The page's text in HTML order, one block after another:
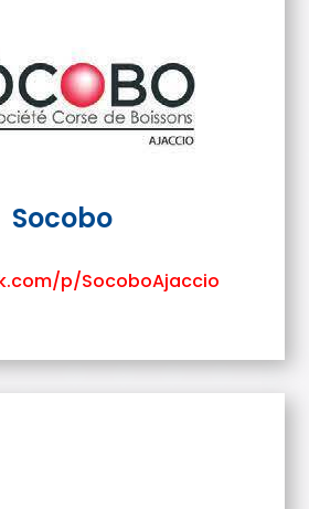
Socobo
p/SocoboAjaccio